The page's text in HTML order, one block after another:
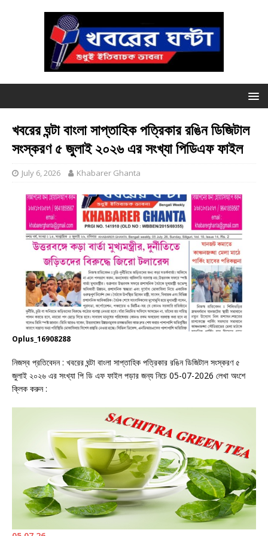
খবরের ঘন্টা বাংলা সাপ্তাহিক পত্রিকার রঙিন ডিজিটাল
সংস্করণ ৫ জুলাই ২০২৬ এর সংখ্যা পিডিএফ ফাইল
July 6, 2026 Khabarer Ghanta
Oplus_16908288
নিজস্ব প্রতিবেদন : খবরের ঘন্টা বাংলা সাপ্তাহিক পত্রিকার রঙিন ডিজিটাল সংস্করণ ৫
জুলাই ২০২৬ এর সংখ্যা পি ডি এফ ফাইল পড়ার জন্য নিচে 05-07-2026 লেখা অংশে
ক্লিক করুন :